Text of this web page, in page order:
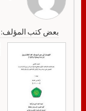
بعض كتب المؤلف: